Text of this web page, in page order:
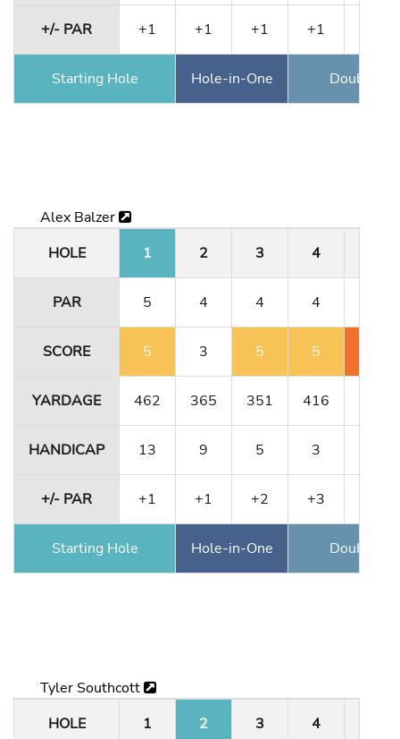
+/- PAR +1 +1 +1 +1
Starting Hole Hole-in-One Double
Alex Balzer
HOLE
1 2 3 4
PAR 5 4 4 4
SCORE 5 3 5 5
YARDAGE 462 365 351 416
HANDICAP 13 9 5 3
+/- PAR +1 +1 +2 +3
Starting Hole Hole-in-One Double
Tyler Southcott
HOLE
1 2 3 4